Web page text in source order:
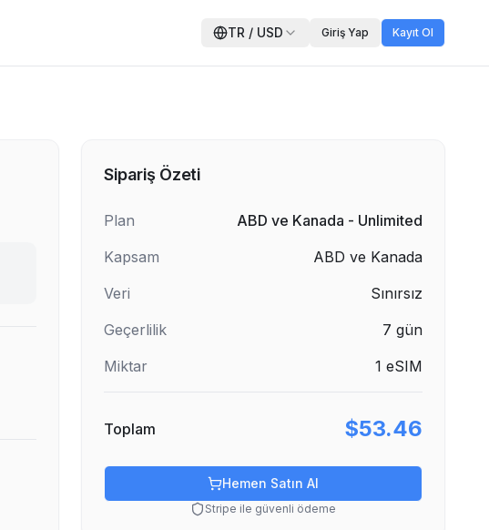
TR / USD Giriş Yap Kayıt Ol
Sipariş Özeti
Plan
ABD ve Kanada - Unlimited
Kapsam
ABD ve Kanada
Veri
Sınırsız
Geçerlilik
7 gün
Miktar
1 eSIM
Toplam $53.46
Hemen Satın Al
Stripe ile güvenli ödeme